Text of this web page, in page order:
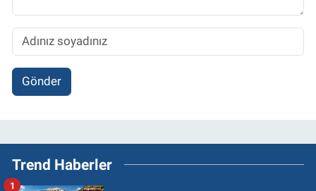
Gönder
Trend Haberler
1